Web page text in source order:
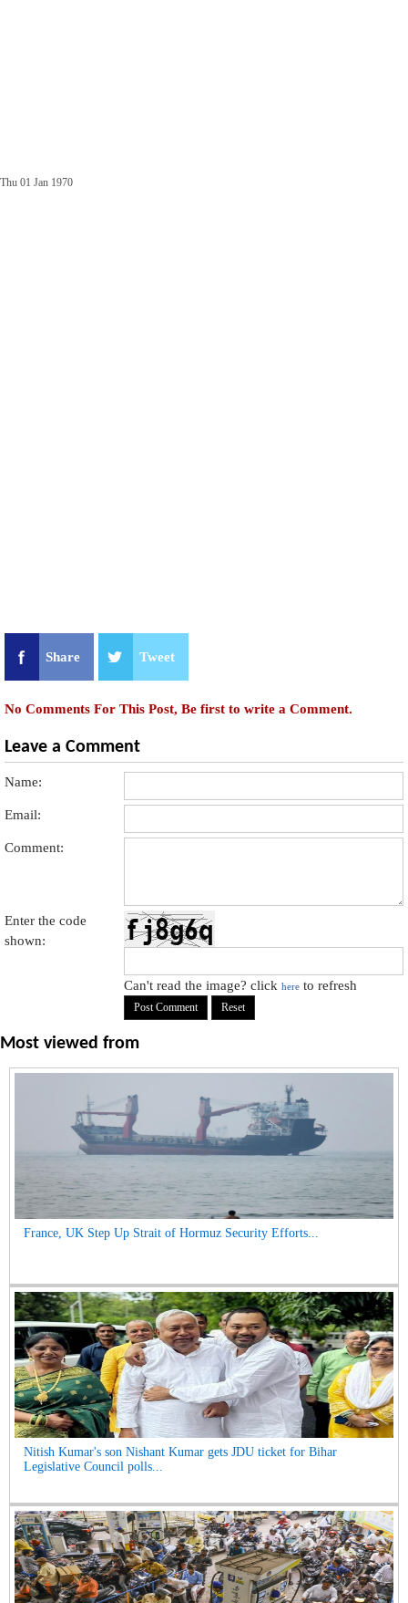
Thu 01 Jan 1970
Share Tweet
No Comments For This Post, Be first to write a Comment.
Leave a Comment
Name:
Email:
Comment:
Enter the code
shown:
Can't read the image? clickhere to refresh
Most viewed from
France, UK Step Up Strait of Hormuz Security Efforts...
Nitish Kumar's son Nishant Kumar gets JDU ticket for Bihar
Legislative Council polls...